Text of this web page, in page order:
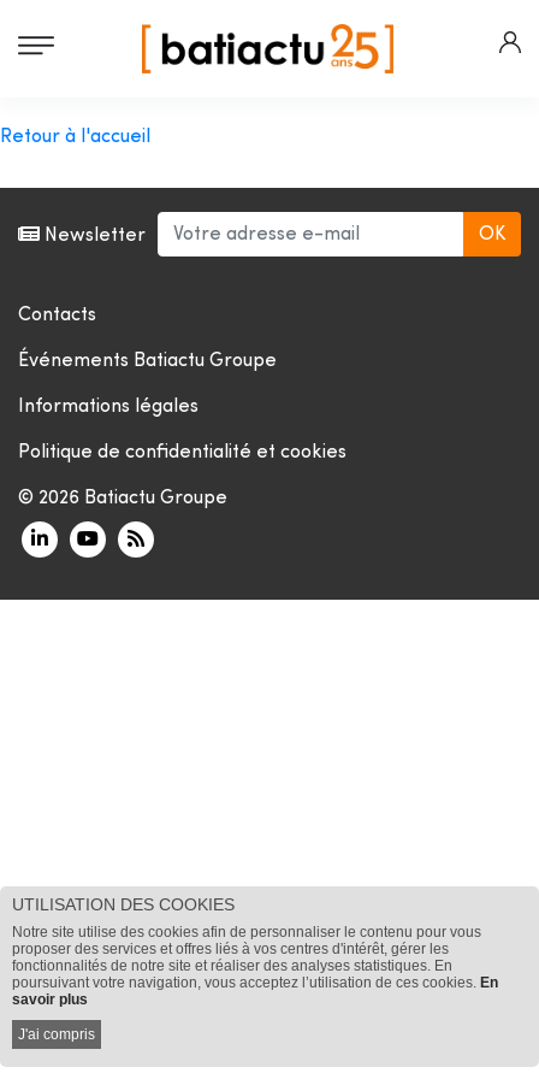
Retour à l'accueil
Newsletter
Contacts
Événements Batiactu Groupe
Informations légales
Politique de confidentialité et cookies
© 2026 Batiactu Groupe
UTILISATION DES COOKIES
Notre site utilise des cookies afin de personnaliser le contenu pour vous
proposer des services et offres liés à vos centres d'intérêt, gérer les
fonctionnalités de notre site et réaliser des analyses statistiques. En
poursuivant votre navigation, vous acceptez l’utilisation de ces cookies. En
savoir plus
J'ai compris